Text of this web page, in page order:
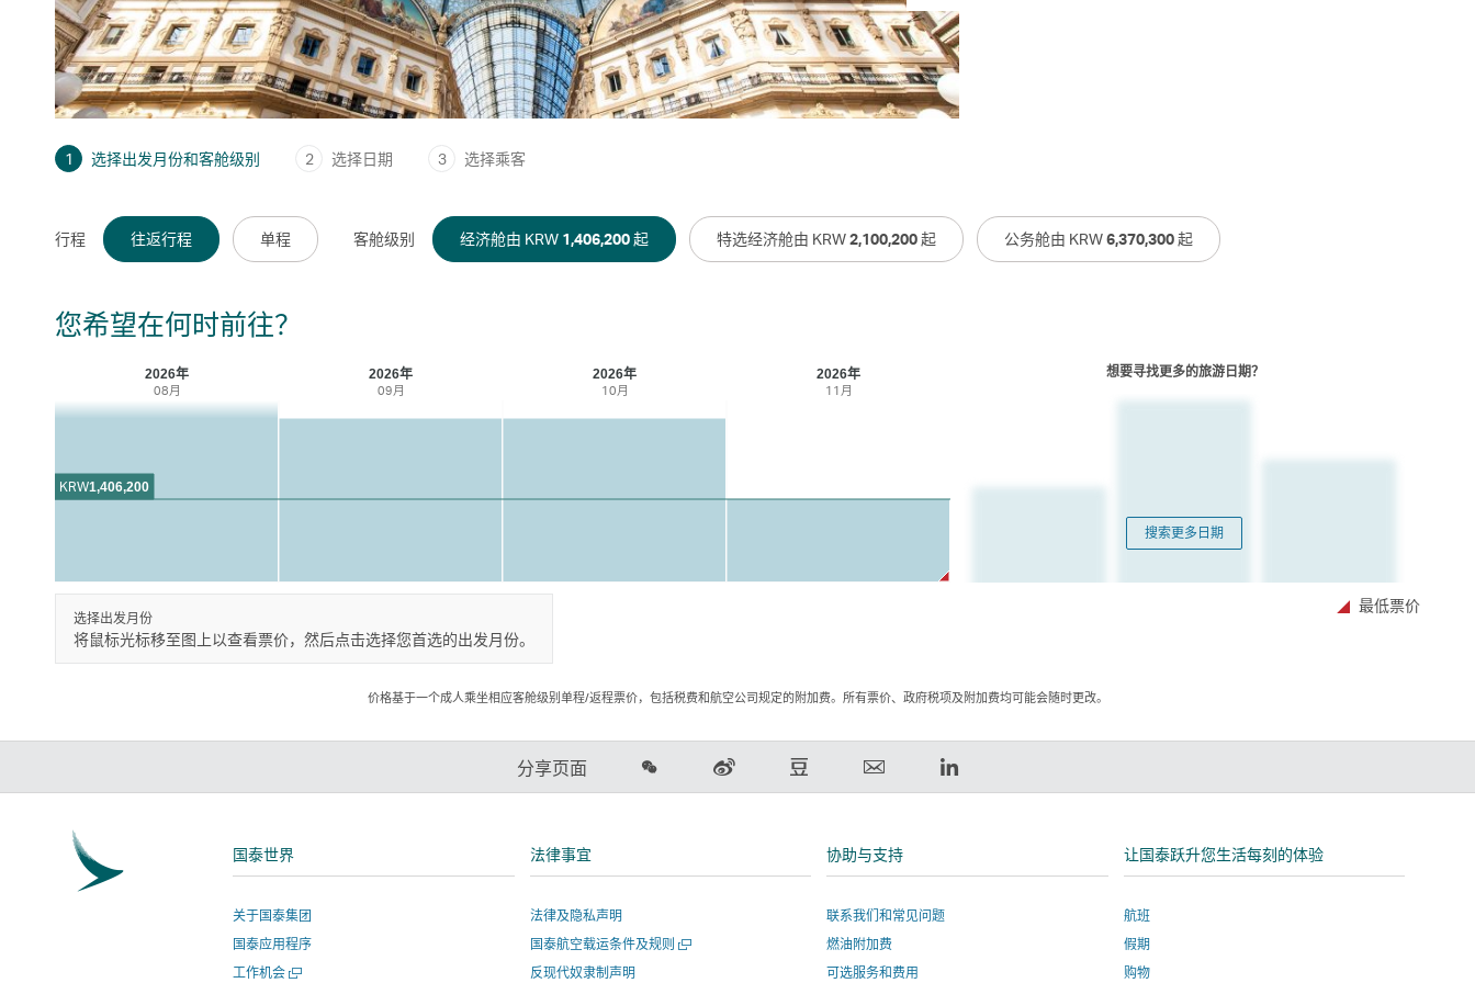
1 选择出发月份和客舱级别 2 选择日期 3 选择乘客
行程 往返行程 单程 客舱级别 经济舱由 KRW 1,406,200起 特选经济舱由 KRW2,100,200起 公务舱由 KRW6,370,300起
您希望在何时前往？
2026年
08月
2026年
09月
2026年
10月
2026年
11月
KRW1,406,200
想要寻找更多的旅游日期？
搜索更多日期
选择出发月份
将鼠标光标移至图上以查看票价，然后点击选择您首选的出发月份。
最低票价
价格基于一个成人乘坐相应客舱级别单程/返程票价，包括税费和航空公司规定的附加费。所有票价、政府税项及附加费均可能会随时更改。
分享页面
微
分
新
博
豆
分
链
接
子
件
链
将
在
新
LinkedIn
领
接
国泰世界
关于国泰集团
国泰应用程序
工作机会打
法律事宜
法律及隐私声明
国泰航空载运条件及规则打
反现代奴隶制声明
协助与支持
联系我们和常见问题
燃油附加费
可选服务和费用
让国泰跃升您生活每刻的体验
航班
假期
购物